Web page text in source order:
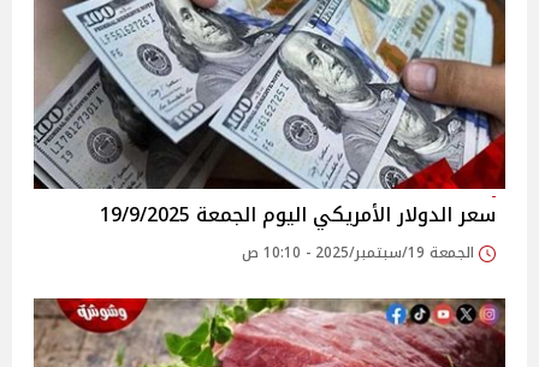
سعر الدولار الأمريكي اليوم الجمعة 19/9/2025
الجمعة 19/سبتمبر/2025 - 10:10 ص